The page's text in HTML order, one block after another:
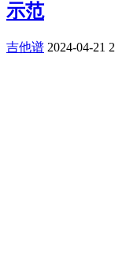
示范
吉他谱 2024-04-21